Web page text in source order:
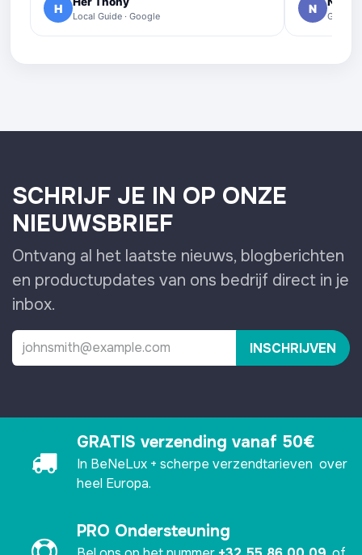
H
Local Guide · Google
N
Google
SCHRIJF JE IN OP ONZE
NIEUWSBRIEF
Ontvang al het laatste nieuws, blogberichten
en productupdates van ons bedrijf direct in je
inbox.
INSCHRIJVEN
GRATIS verzending vanaf 50€
In BeNeLux + scherpe verzendtarieven over
heel Europa.
PRO Ondersteuning